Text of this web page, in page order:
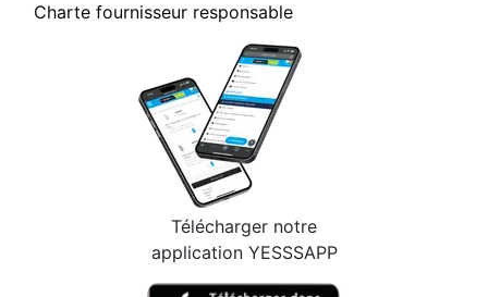
Charte fournisseur responsable
Télécharger notre
application YESSSAPP